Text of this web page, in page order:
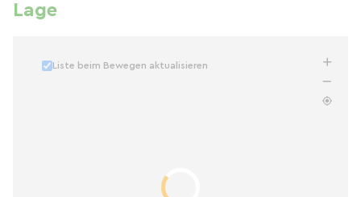
Lage
Liste beim Bewegen aktualisieren